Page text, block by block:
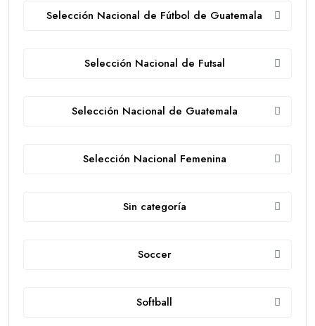
Selección Nacional de Fútbol de Guatemala
Selección Nacional de Futsal
Selección Nacional de Guatemala
Selección Nacional Femenina
Sin categoría
Soccer
Softball